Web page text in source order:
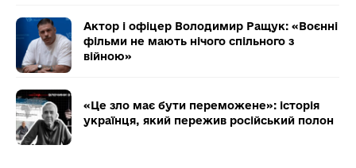
Актор і офіцер Володимир Ращук: «Воєнні
фільми не мають нічого спільного з
війною»
«Це зло має бути переможене»: історія
українця, який пережив російський полон